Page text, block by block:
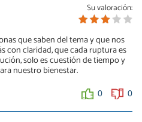
un tema de cariño y respeto por lo
quiera volver o complicarte. Eso
que no desconoce la historia y la
ya encontraras a alguien que
siempre guardar un pedacito de
que volver a empezar.
0 0
Su valoración:
que saben del tema y que nos
con claridad, que cada ruptura es
solo es cuestión de tiempo y
nuestro bienestar.
0 0